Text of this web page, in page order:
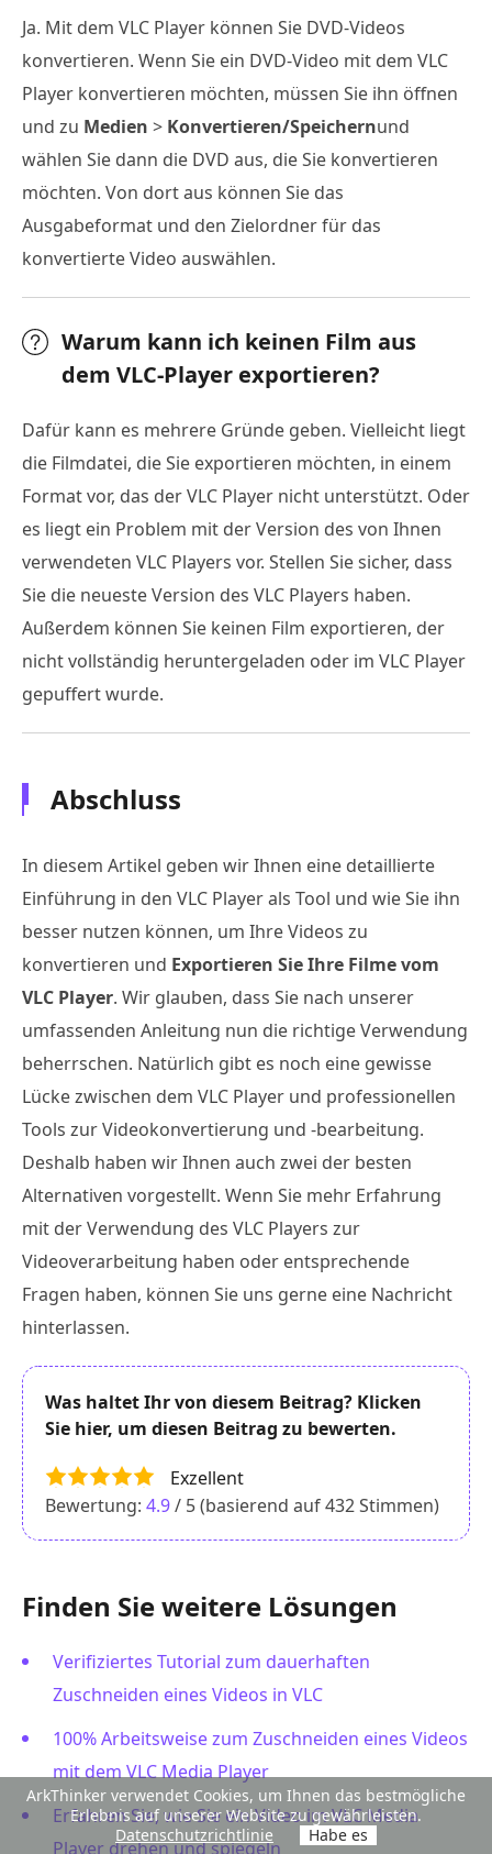
Ja. Mit dem VLC Player können Sie DVD-Videos
konvertieren. Wenn Sie ein DVD-Video mit dem VLC
Player konvertieren möchten, müssen Sie ihn öffnen
und zu Medien > Konvertieren/Speichernund
wählen Sie dann die DVD aus, die Sie konvertieren
möchten. Von dort aus können Sie das
Ausgabeformat und den Zielordner für das
konvertierte Video auswählen.
Warum kann ich keinen Film aus
dem VLC-Player exportieren?
Dafür kann es mehrere Gründe geben. Vielleicht liegt
die Filmdatei, die Sie exportieren möchten, in einem
Format vor, das der VLC Player nicht unterstützt. Oder
es liegt ein Problem mit der Version des von Ihnen
verwendeten VLC Players vor. Stellen Sie sicher, dass
Sie die neueste Version des VLC Players haben.
Außerdem können Sie keinen Film exportieren, der
nicht vollständig heruntergeladen oder im VLC Player
gepuffert wurde.
Abschluss
In diesem Artikel geben wir Ihnen eine detaillierte
Einführung in den VLC Player als Tool und wie Sie ihn
besser nutzen können, um Ihre Videos zu
konvertieren und Exportieren Sie Ihre Filme vom
VLC Player. Wir glauben, dass Sie nach unserer
umfassenden Anleitung nun die richtige Verwendung
beherrschen. Natürlich gibt es noch eine gewisse
Lücke zwischen dem VLC Player und professionellen
Tools zur Videokonvertierung und -bearbeitung.
Deshalb haben wir Ihnen auch zwei der besten
Alternativen vorgestellt. Wenn Sie mehr Erfahrung
mit der Verwendung des VLC Players zur
Videoverarbeitung haben oder entsprechende
Fragen haben, können Sie uns gerne eine Nachricht
hinterlassen.
Was haltet Ihr von diesem Beitrag? Klicken
Sie hier, um diesen Beitrag zu bewerten.
Exzellent
Bewertung: 4.9/ 5 (basierend auf432Stimmen)
Finden Sie weitere Lösungen
Verifiziertes Tutorial zum dauerhaften
Zuschneiden eines Videos in VLC
100% Arbeitsweise zum Zuschneiden eines Videos
mit dem VLC Media Player
Erfahren Sie, wie Sie ein Video im VLC Media
Player drehen und spiegeln
ArkThinker verwendet Cookies, um Ihnen das bestmögliche
Erlebnis auf unserer Website zu gewährleisten.
Datenschutzrichtlinie
Habe es